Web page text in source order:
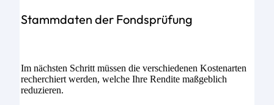
Stammdaten der Fondsprüfung
Im nächsten Schritt müssen die verschiedenen Kostenarten
recherchiert werden, welche Ihre Rendite maßgeblich
reduzieren.